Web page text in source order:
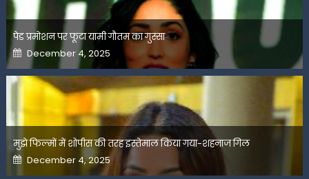
पेड प्रमोशन पर फूटा यामी गौतम का गुस्सा
Posted
on
December 4, 2025
मुझे फिल्मों में शोपीस की तरह इस्तेमाल किया गया-शहनाज गिल
Posted
on
December 4, 2025